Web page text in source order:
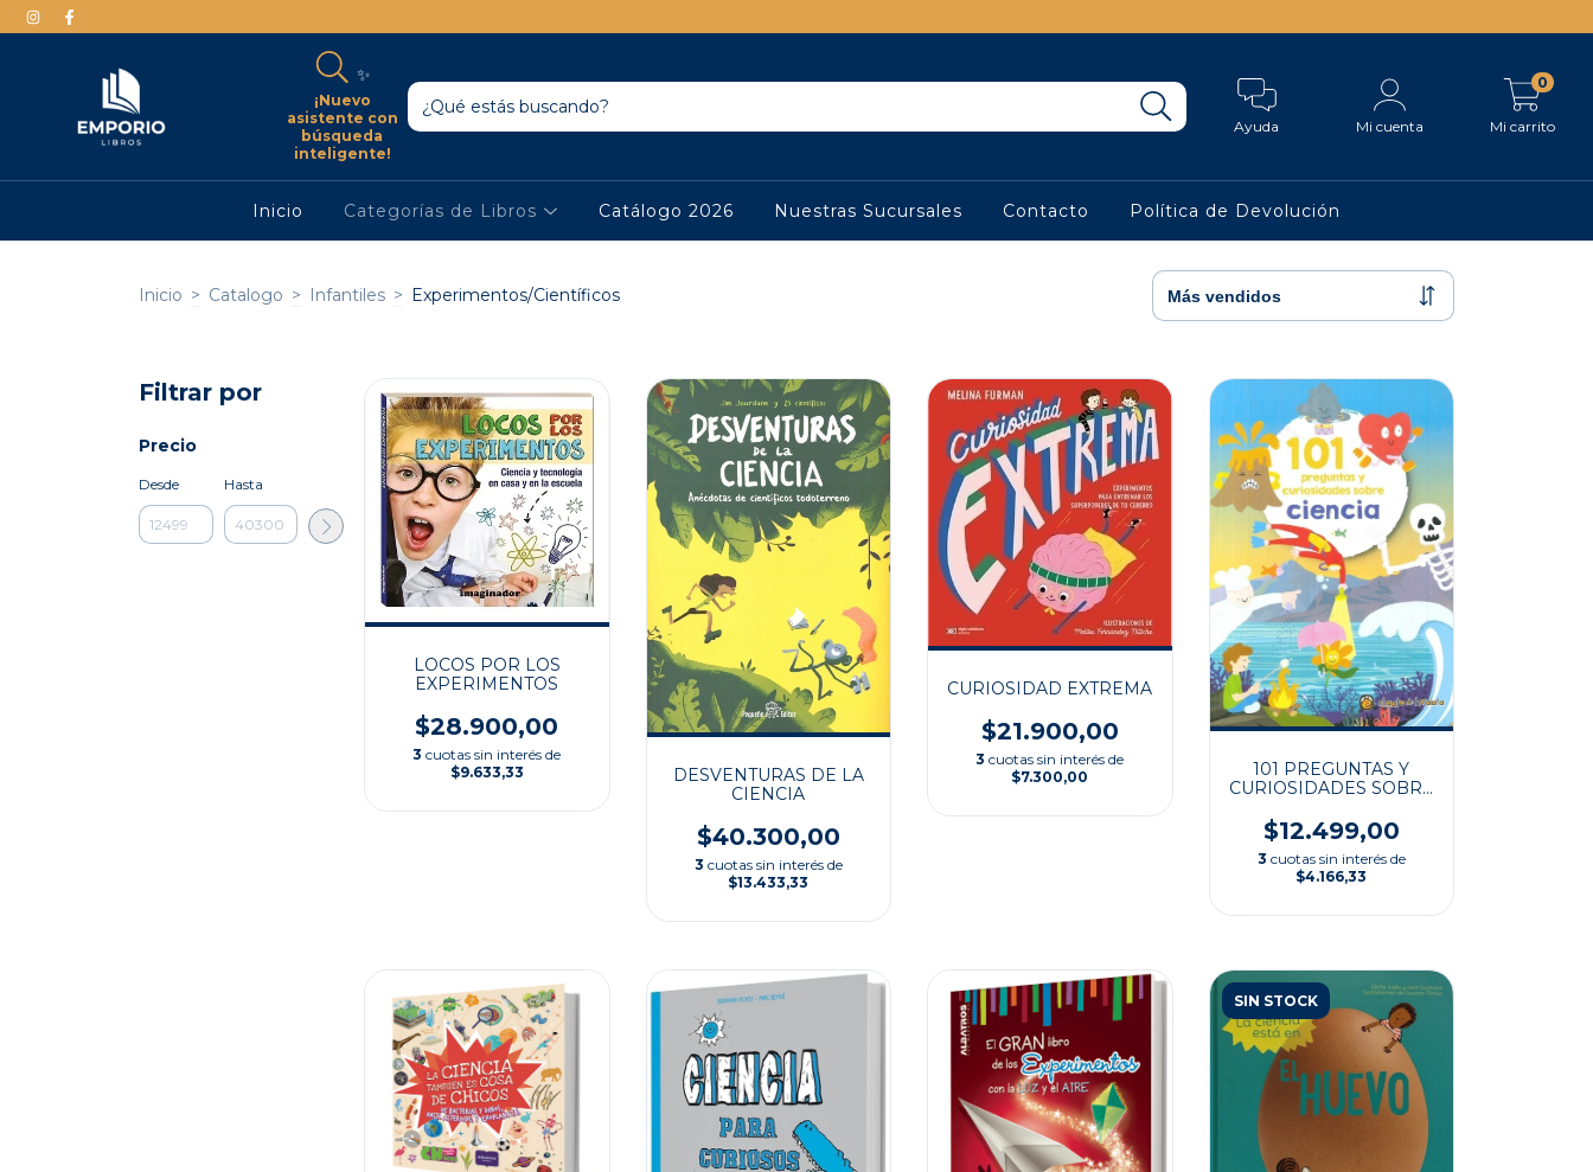
✨
¡Nuevo
asistente con
búsqueda
inteligente!
Ayuda Mi cuenta Mi carrito
0
Inicio Categorías de Libros Catálogo 2026 Nuestras Sucursales Contacto Política de Devolución
Inicio > Catalogo > Infantiles > Experimentos/Científicos
Filtrar por
Precio
Desde Hasta
LOCOS POR LOS
EXPERIMENTOS
$28.900,00
3 cuotas sin interés de
$9.633,33
DESVENTURAS DE LA
CIENCIA
$40.300,00
3 cuotas sin interés de
$13.433,33
CURIOSIDAD EXTREMA
$21.900,00
3 cuotas sin interés de
$7.300,00
101 PREGUNTAS Y
CURIOSIDADES SOBRE
$12.499,00
3 cuotas sin interés de
$4.166,33
SIN STOCK